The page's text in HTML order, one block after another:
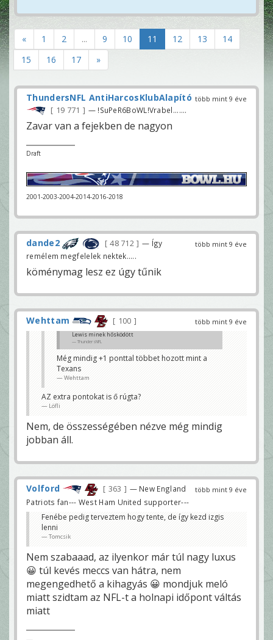
« 1 2 ... 9 10 11 12 13
14
15
16 17 »
több mint 9 éve
ThundersNFL AntiHarcosKlubAlapító
19 771 — !SuPeR6BoWL!Vrabel.......
Zavar van a fejekben de nagyon
Draft
2001-2003-2004-2014-2016-2018
több mint 9 éve
dande2 48 712
— Így
remélem megfelelek nektek.....
köménymag lesz ez úgy tűnik
több mint 9 éve
Wehttam 100
Lewis minek hősködött
ThundersNFL
Még mindig +1 ponttal többet hozott mint a
Texans
Wehttam
AZ extra pontokat is ő rúgta?
Löfli
Nem, de összességében nézve még mindig
jobban áll.
több mint 9 éve
Volford 363
— New England
Patriots fan--- West Ham United supporter---
Fenébe pedig terveztem hogy tente, de így kezd izgis
lenni
Tomcsik
Nem szabaaad, az ilyenkor már túl nagy luxus
😀 túl kevés meccs van hátra, nem
megengedhető a kihagyás 😀 mondjuk meló
miatt szidtam az NFL-t a holnapi időpont váltás
miatt